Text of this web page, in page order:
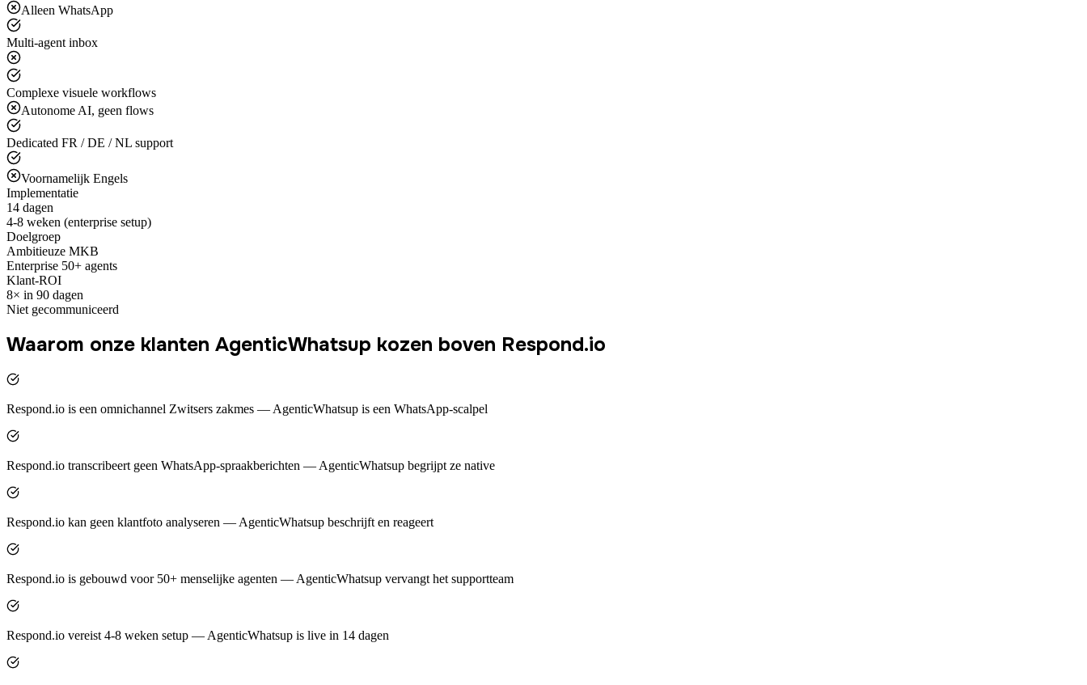
Alleen WhatsApp
Multi-agent inbox
Complexe visuele workflows
Autonome AI, geen flows
Dedicated FR / DE / NL support
Voornamelijk Engels
Implementatie
14 dagen
4-8 weken (enterprise setup)
Doelgroep
Ambitieuze MKB
Enterprise 50+ agents
Klant-ROI
8× in 90 dagen
Niet gecommuniceerd
Waarom onze klanten AgenticWhatsup kozen boven Respond.io
Respond.io is een omnichannel Zwitsers zakmes — AgenticWhatsup is een WhatsApp-scalpel
Respond.io transcribeert geen WhatsApp-spraakberichten — AgenticWhatsup begrijpt ze native
Respond.io kan geen klantfoto analyseren — AgenticWhatsup beschrijft en reageert
Respond.io is gebouwd voor 50+ menselijke agenten — AgenticWhatsup vervangt het supportteam
Respond.io vereist 4-8 weken setup — AgenticWhatsup is live in 14 dagen